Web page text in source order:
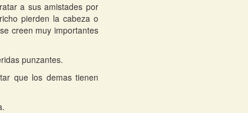
a sus amistades por
pierden la cabeza o
creen muy importantes
punzantes.
que los demas tienen